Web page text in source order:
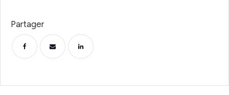
Partager